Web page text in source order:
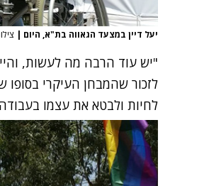
יעל דיין במצעד הגאווה בת"א, היום |
"יש עוד הרבה מה לעשות,
לזכור שהמבחן העיקרי
לחיות ולבטא את עצמו